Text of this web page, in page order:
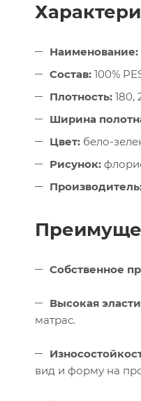
Наименование:
Состав: 100%
Плотность: 180,
Ширина
Цвет: бело-
Рисунок:
Собственное
Высокая
матрас.
вид и форму на